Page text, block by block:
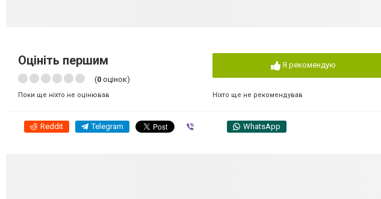
Оцініть першим
(0 оцінок)
Поки ще ніхто не оцінював
Я рекомендую
Ніхто ще не рекомендував
Reddit Telegram WhatsApp